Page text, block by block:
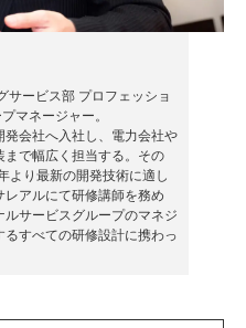
サービス部 プロフェッショ
マネージャー。
会社へ入社し、電力会社や
で幅広く担当する。その
より最新の開発技術に適し
アルにて研修講師を務め
サービスグループのマネジ
すべての研修設計に携わっ